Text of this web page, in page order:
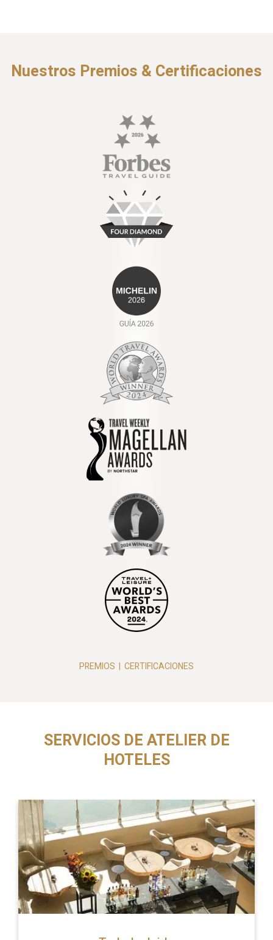
Nuestros Premios & Certificaciones
PREMIOS | CERTIFICACIONES
SERVICIOS DE ATELIER DE
HOTELES